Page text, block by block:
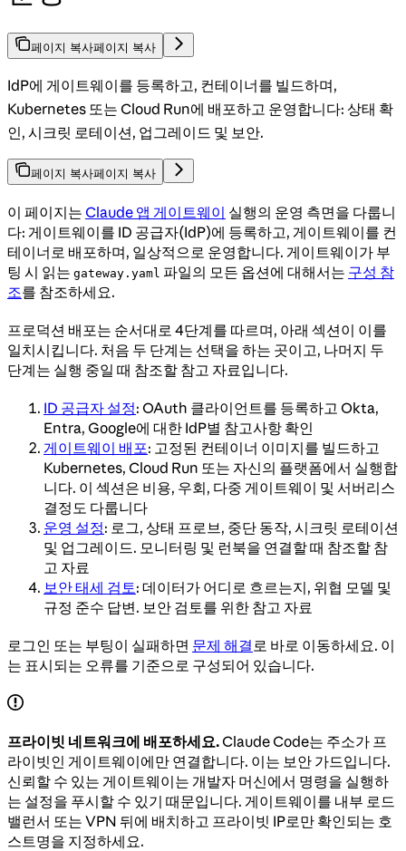
페이지 복사페이지 복사
IdP에 게이트웨이를 등록하고, 컨테이너를 빌드하며,
Kubernetes 또는 Cloud Run에 배포하고 운영합니다: 상태 확
인, 시크릿 로테이션, 업그레이드 및 보안.
페이지 복사페이지 복사
이 페이지는 Claude 앱 게이트웨이 실행의 운영 측면을 다룹니
다: 게이트웨이를 ID 공급자(IdP)에 등록하고, 게이트웨이를 컨
테이너로 배포하며, 일상적으로 운영합니다. 게이트웨이가 부
팅 시 읽는 gateway.yaml 파일의 모든 옵션에 대해서는 구성 참
조를 참조하세요.
프로덕션 배포는 순서대로 4단계를 따르며, 아래 섹션이 이를
일치시킵니다. 처음 두 단계는 선택을 하는 곳이고, 나머지 두
단계는 실행 중일 때 참조할 참고 자료입니다.
ID 공급자 설정: OAuth 클라이언트를 등록하고 Okta,
Entra, Google에 대한 IdP별 참고사항 확인
게이트웨이 배포: 고정된 컨테이너 이미지를 빌드하고
Kubernetes, Cloud Run 또는 자신의 플랫폼에서 실행합
니다. 이 섹션은 비용, 우회, 다중 게이트웨이 및 서버리스
결정도 다룹니다
운영 설정: 로그, 상태 프로브, 중단 동작, 시크릿 로테이션
및 업그레이드. 모니터링 및 런북을 연결할 때 참조할 참
고 자료
보안 태세 검토: 데이터가 어디로 흐르는지, 위협 모델 및
규정 준수 답변. 보안 검토를 위한 참고 자료
로그인 또는 부팅이 실패하면 문제 해결 로 바로 이동하세요. 이
는 표시되는 오류를 기준으로 구성되어 있습니다.
프라이빗 네트워크에 배포하세요.Claude Code는 주소가 프
라이빗인 게이트웨이에만 연결합니다. 이는 보안 가드입니다.
신뢰할 수 있는 게이트웨이는 개발자 머신에서 명령을 실행하
는 설정을 푸시할 수 있기 때문입니다. 게이트웨이를 내부 로드
밸런서 또는 VPN 뒤에 배치하고 프라이빗 IP로만 확인되는 호
스트명을 지정하세요.